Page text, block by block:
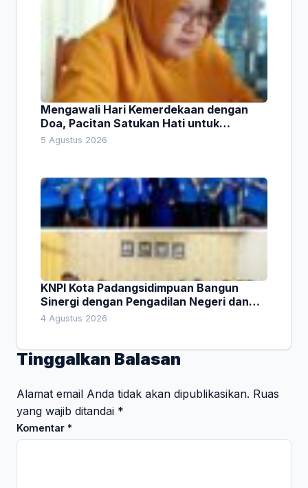
Mengawali Hari Kemerdekaan dengan
Doa, Pacitan Satukan Hati untuk
Indonesia
5 Agustus 2026
KNPI Kota Padangsidimpuan Bangun
Sinergi dengan Pengadilan Negeri dan
DPRD
4 Agustus 2026
Tinggalkan Balasan
Alamat email Anda tidak akan dipublikasikan. Ruas
yang wajib ditandai *
Komentar *